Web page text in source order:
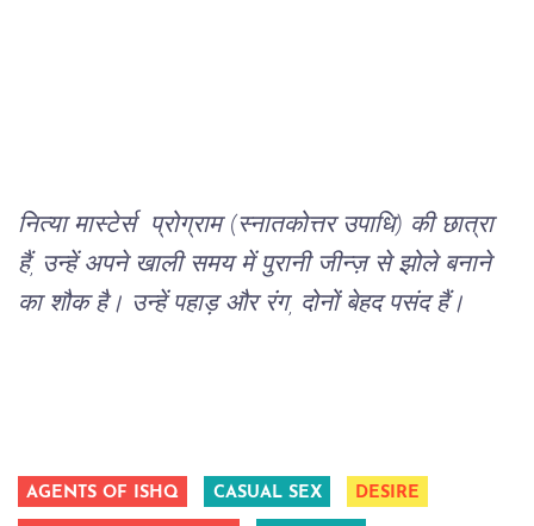
नित्या मास्टेर्स  प्रोग्राम (स्नातकोत्तर उपाधि) की छात्रा
हैं, उन्हें अपने खाली समय में पुरानी जीन्ज़ से झोले बनाने
का शौक है। उन्हें पहाड़ और रंग, दोनों बेहद पसंद हैं।
AGENTS OF ISHQ CASUAL SEX DESIRE